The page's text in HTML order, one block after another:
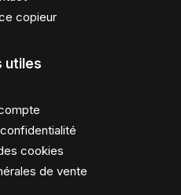
copieur
utiles
cookies
de vente